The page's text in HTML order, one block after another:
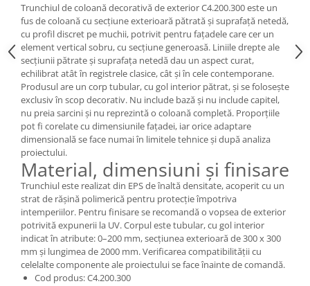
Trunchiul de coloană decorativă de exterior C4.200.300 este un
fus de coloană cu secțiune exterioară pătrată și suprafață netedă,
cu profil discret pe muchii, potrivit pentru fațadele care cer un
element vertical sobru, cu secțiune generoasă. Liniile drepte ale
secțiunii pătrate și suprafața netedă dau un aspect curat,
echilibrat atât în registrele clasice, cât și în cele contemporane.
Produsul are un corp tubular, cu gol interior pătrat, și se folosește
exclusiv în scop decorativ. Nu include bază și nu include capitel,
nu preia sarcini și nu reprezintă o coloană completă. Proporțiile
pot fi corelate cu dimensiunile fațadei, iar orice adaptare
dimensională se face numai în limitele tehnice și după analiza
proiectului.
Material, dimensiuni și finisare
Trunchiul este realizat din EPS de înaltă densitate, acoperit cu un
strat de rășină polimerică pentru protecție împotriva
intemperiilor. Pentru finisare se recomandă o vopsea de exterior
potrivită expunerii la UV. Corpul este tubular, cu gol interior
indicat în atribute: 0–200 mm, secțiunea exterioară de 300 x 300
mm și lungimea de 2000 mm. Verificarea compatibilității cu
celelalte componente ale proiectului se face înainte de comandă.
Cod produs: C4.200.300